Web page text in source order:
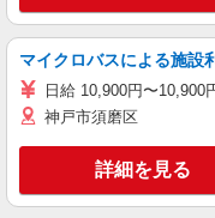
マイクロバスによる施設
日給 10,900円〜10,900
神戸市須磨区
詳細を見る